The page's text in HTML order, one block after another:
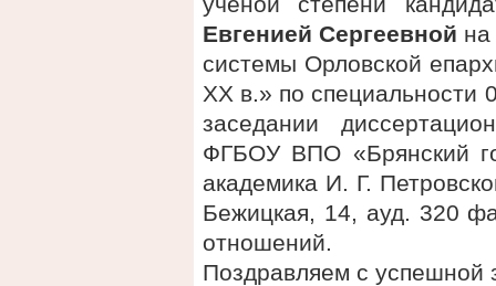
Евгенией Сергеевной на
системы Орловской
XX в.» по специальности
заседании
ФГБОУ ВПО «Брянский
академика И. Г.
Бежицкая, 14, ауд. 320
отношений.
Поздравляем с успешной